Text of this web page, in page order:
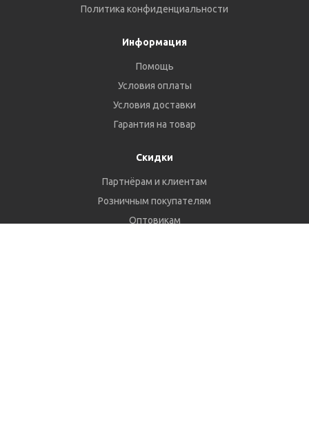
Политика конфиденциальности
Информация
Помощь
Условия оплаты
Условия доставки
Гарантия на товар
Скидки
Партнёрам и клиентам
Розничным покупателям
Оптовикам